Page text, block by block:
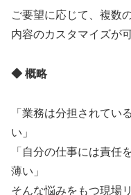
ご要望に応じて、複数
内容のカスタマイズが
◆ 概略
「業務は分担されてい
い」
「自分の仕事には責任
薄い」
そんな悩みをもつ現場